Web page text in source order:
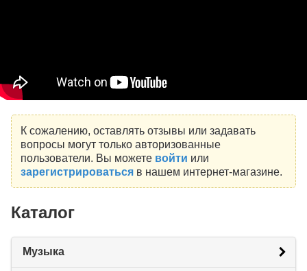
К сожалению, оставлять отзывы или задавать
вопросы могут только авторизованные
пользователи. Вы можете войти или
зарегистрироватьсяв нашем интернет-магазине.
Каталог
Музыка